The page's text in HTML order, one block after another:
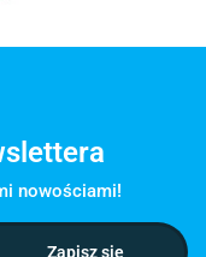
nowościami!